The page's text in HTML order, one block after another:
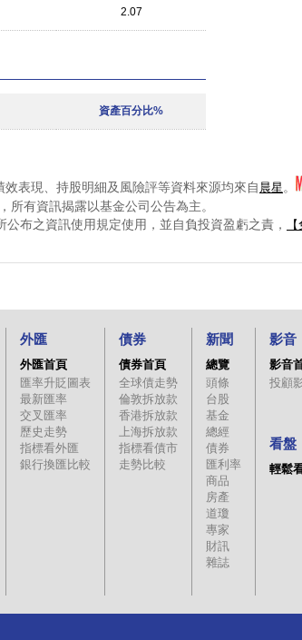
2.07
資產百分比%
表現、持股明細及風險評等資料來源均來自 晨星 。
所有資訊揭露以基金公司公告為主。
布之資訊使用規定使用，並自負投資盈虧之責，
外匯
外匯首頁
匯率升貶圖表
最新匯率
交叉匯率
歷史走勢
指標看外匯
銀行換匯比較
債券
債券首頁
全球債走勢
倫敦拆放款
香港拆放款
上海拆放款
指標看債市
走勢比較
新聞
總覽
頭條
台股
基金
總經
債券
匯利率
商品
房產
道瓊
專家
財訊
雜誌
影音
影音
投顧
看盤
輕鬆